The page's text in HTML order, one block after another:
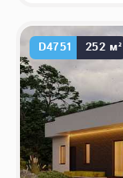
D4751 252 м²